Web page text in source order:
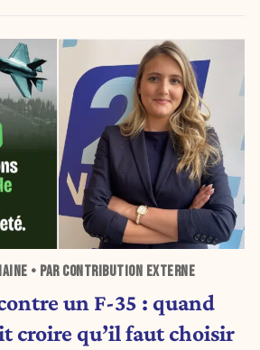
• PAR CONTRIBUTION EXTERNE
un F-35 : quand
croire qu’il faut choisir